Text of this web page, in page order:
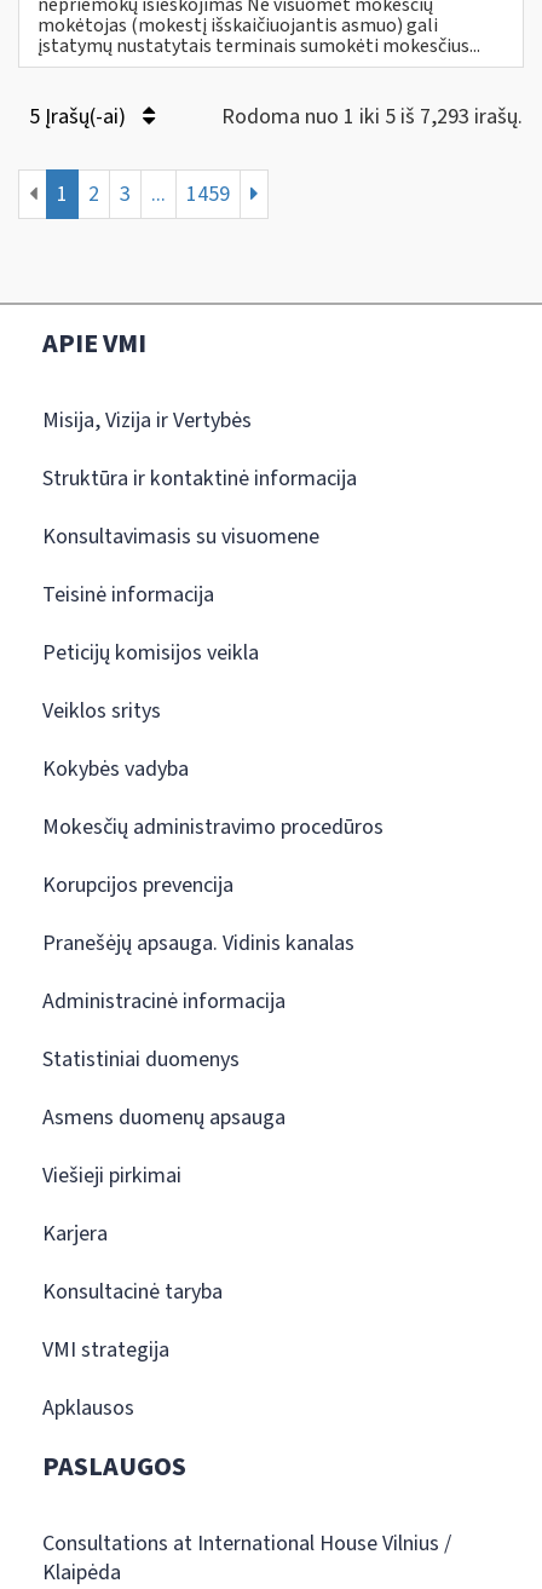
mokėtojas (mokestį išskaičiuojantis asmuo) gali
įstatymų nustatytais terminais sumokėti mokesčius...
5 Įrašų(-ai) Rodoma nuo 1 iki 5 iš 7,293 irašų.
1 2 3 ... 1459
APIE VMI
Misija, Vizija ir Vertybės
Struktūra ir kontaktinė informacija
Konsultavimasis su visuomene
Teisinė informacija
Peticijų komisijos veikla
Veiklos sritys
Kokybės vadyba
Mokesčių administravimo procedūros
Korupcijos prevencija
Pranešėjų apsauga. Vidinis kanalas
Administracinė informacija
Statistiniai duomenys
Asmens duomenų apsauga
Viešieji pirkimai
Karjera
Konsultacinė taryba
VMI strategija
Apklausos
PASLAUGOS
Consultations at International House Vilnius /
Klaipėda